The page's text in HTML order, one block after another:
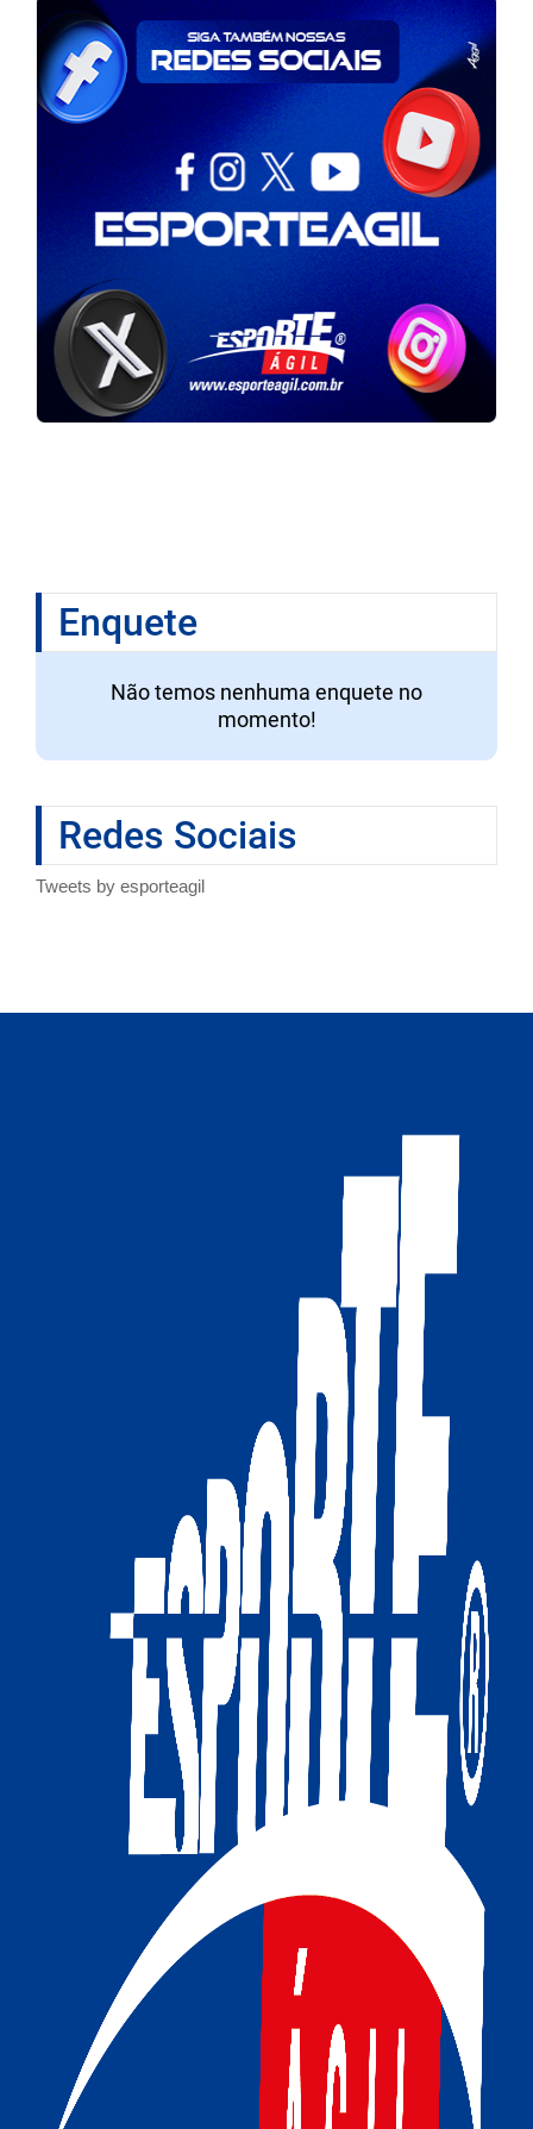
Enquete
Não temos nenhuma enquete no
momento!
Redes Sociais
Tweets by esporteagil